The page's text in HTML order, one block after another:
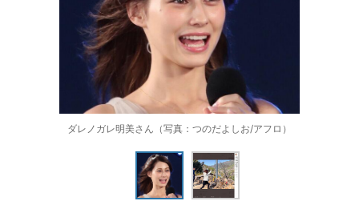
ダレノガレ明美さん（写真：つのだよしお/アフロ）